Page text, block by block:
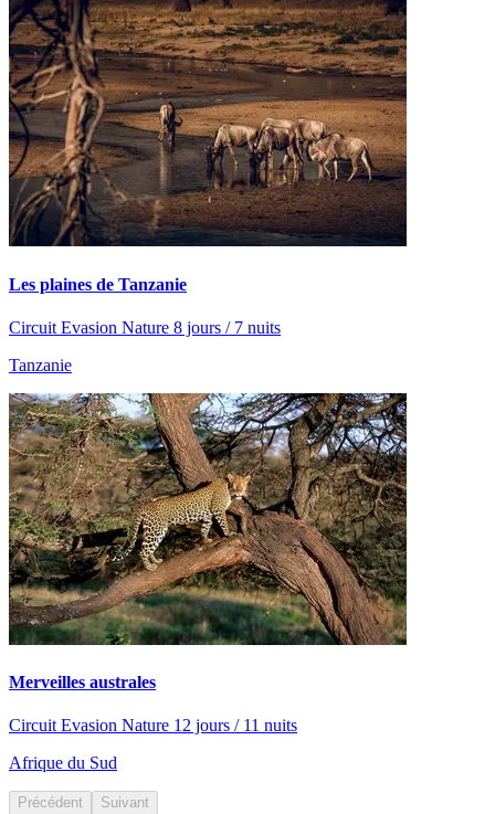
Les plaines de Tanzanie
Circuit Evasion Nature 8 jours / 7 nuits
Tanzanie
Merveilles australes
Circuit Evasion Nature 12 jours / 11 nuits
Afrique du Sud
Précédent Suivant